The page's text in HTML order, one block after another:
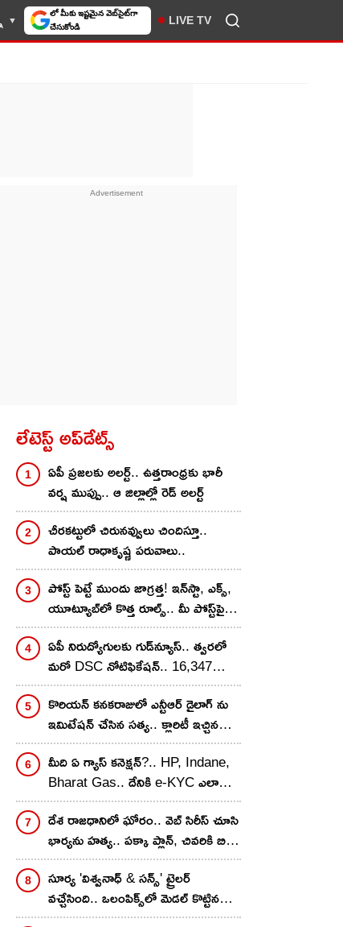
లో మీకు ఇష్టమైన వెబ్‌సైట్‌గా
చేసుకోండి
LIVE TV
లేటెస్ట్ అప్‌డేట్స్
ఏపీ ప్రజలకు అలర్ట్.. ఉత్తరాంధ్రకు భారీ
వర్ష ముప్పు.. ఆ జిల్లాల్లో రెడ్ అలర్ట్
చీరకట్టులో చిరునవ్వులు చిందిస్తూ..
పాయల్ రాధాకృష్ణ పరువాలు..
పోస్ట్ పెట్టే ముందు జాగ్రత్త! ఇన్‌స్టా, ఎక్స్,
యూట్యూబ్‌లో కొత్త రూల్స్.. మీ పోస్ట్‌పై 2
గంటల్లోనే యాక్షన్?
ఏపీ నిరుద్యోగులకు గుడ్‌న్యూస్.. త్వరలో
మరో DSC నోటిఫికేషన్.. 16,347
పోస్టుల భర్తీ
కొరియన్ కనకరాజులో ఎన్టీఆర్ డైలాగ్ ను
ఇమిటేషన్ చేసిన సత్య.. క్లారిటీ ఇచ్చిన
వరుణ్ తేజ్..
మీది ఏ గ్యాస్ కనెక్షన్?.. HP, Indane,
Bharat Gas.. దేనికి e-KYC ఎలా
చేయాలి? స్టెప్ బై స్టెప్
దేశ రాజధానిలో ఘోరం.. వెబ్ సిరీస్ చూసి
భార్యను హత్య.. పక్కా ప్లాన్, చివరికి బిగ్
ట్విస్ట్
సూర్య 'విశ్వనాధ్ & సన్స్' ట్రైలర్
వచ్చేసింది.. ఒలంపిక్స్‌లో మెడల్ కొట్టిన
హీరో కొడుక్కి ఉన్న సమస్య ఏంటి?